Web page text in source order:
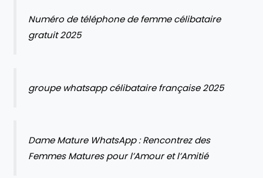
Numéro de téléphone de femme célibataire
gratuit 2025
groupe whatsapp célibataire française 2025
Dame Mature WhatsApp : Rencontrez des
Femmes Matures pour l’Amour et l’Amitié